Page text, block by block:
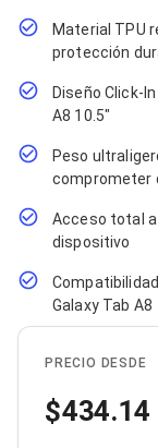
Cables Coaxiales
Accesorios para
Jacks de Red
Conectores
Tapas y Cajas
Pinzas
Probadores de
Protectores
Cables para
Cableado
Sujetadores de
Cinchos
Adaptadores PC
Adaptadores PC
Adaptadores PC
Material TPU
protección
Diseño Click-
A8 10.5"
Peso
comprometer
Acceso total
dispositivo
Galaxy Tab A8
PRECIO DESDE
434.14